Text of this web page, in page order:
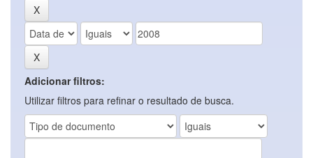
Adicionar filtros:
Utilizar filtros para refinar o resultado de busca.